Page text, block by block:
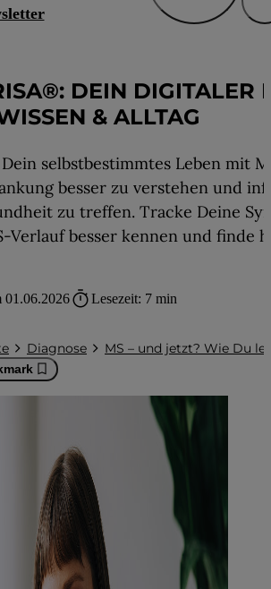
DEIN DIGITALER
& ALLTAG
selbstbestimmtes Leben mit
besser zu verstehen und
zu treffen. Tracke Deine
Verlauf besser kennen und finde
01.06.2026timerLesezeit: 7 min
Diagnose MS – und jetzt? Wie Du